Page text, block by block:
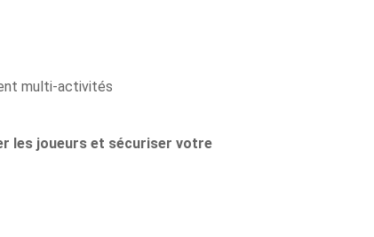
multi-activités
les joueurs et sécuriser votre